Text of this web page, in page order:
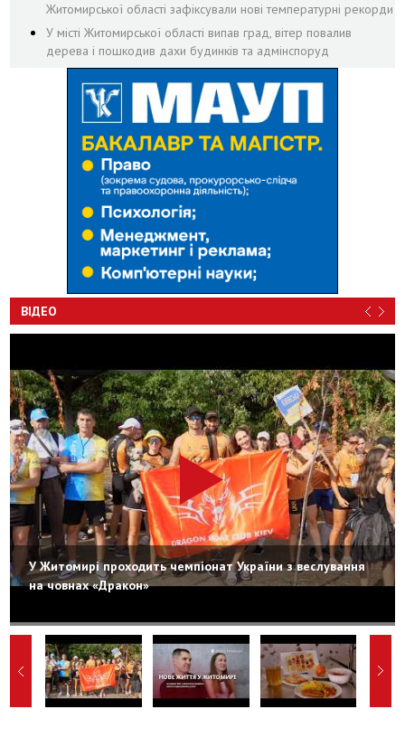
Житомирської області зафіксували нові температурні рекорди
У місті Житомирської області випав град, вітер повалив
дерева і пошкодив дахи будинків та адмінспоруд
ВІДЕО
У Житомирі проходить чемпіонат України з веслування
на човнах «Дракон»